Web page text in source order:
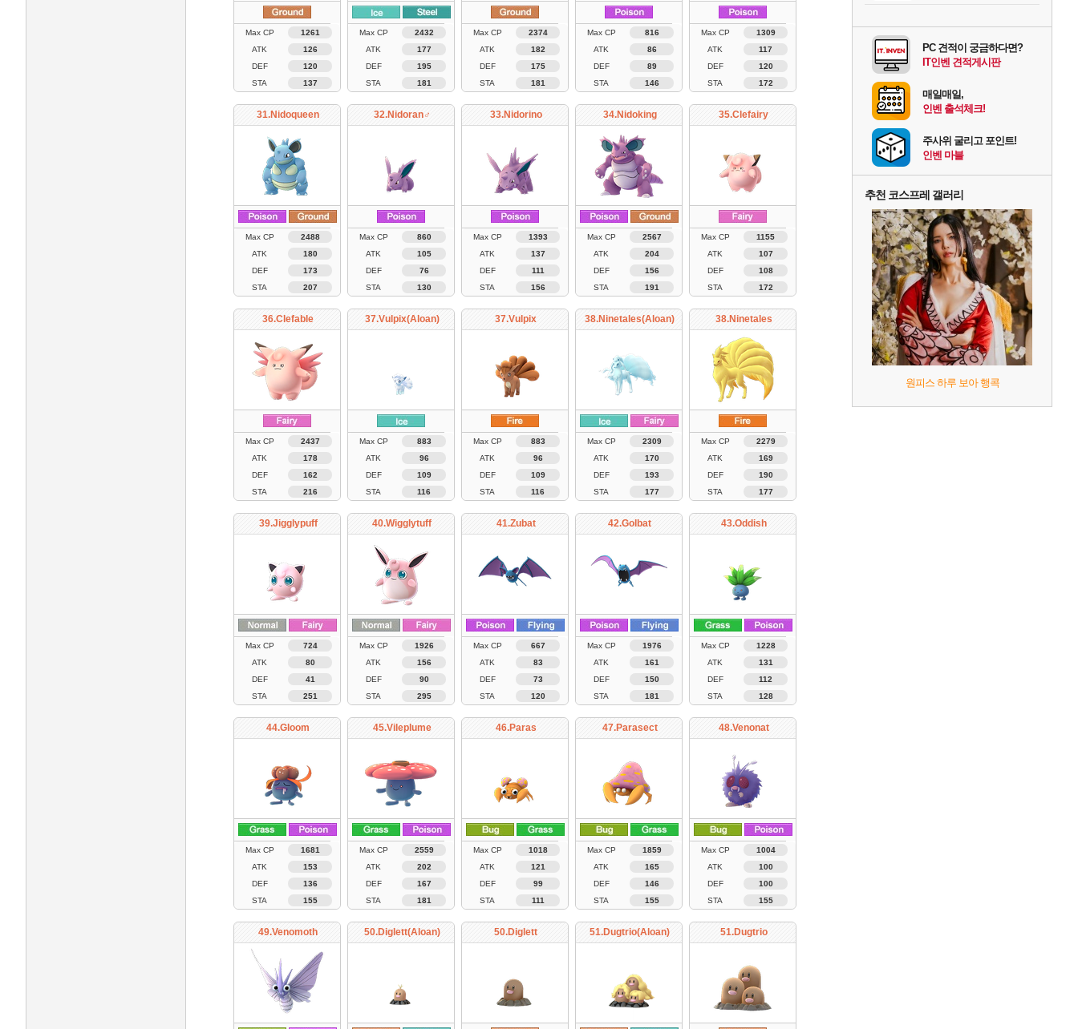
Max CP
1261
ATK
126
DEF
120
STA
137
Max CP
2432
ATK
177
DEF
195
STA
181
Max CP
2374
ATK
182
DEF
175
STA
181
Max CP
816
ATK
86
DEF
89
STA
146
Max CP
1309
ATK
117
DEF
120
STA
172
31.Nidoqueen
Max CP
2488
ATK
180
DEF
173
STA
207
32.Nidoran♂
Max CP
860
ATK
105
DEF
76
STA
130
33.Nidorino
Max CP
1393
ATK
137
DEF
111
STA
156
34.Nidoking
Max CP
2567
ATK
204
DEF
156
STA
191
35.Clefairy
Max CP
1155
ATK
107
DEF
108
STA
172
36.Clefable
Max CP
2437
ATK
178
DEF
162
STA
216
37.Vulpix(Aloan)
Max CP
883
ATK
96
DEF
109
STA
116
37.Vulpix
Max CP
883
ATK
96
DEF
109
STA
116
38.Ninetales(Aloan)
Max CP
2309
ATK
170
DEF
193
STA
177
38.Ninetales
Max CP
2279
ATK
169
DEF
190
STA
177
39.Jigglypuff
Max CP
724
ATK
80
DEF
41
STA
251
40.Wigglytuff
Max CP
1926
ATK
156
DEF
90
STA
295
41.Zubat
Max CP
667
ATK
83
DEF
73
STA
120
42.Golbat
Max CP
1976
ATK
161
DEF
150
STA
181
43.Oddish
Max CP
1228
ATK
131
DEF
112
STA
128
44.Gloom
Max CP
1681
ATK
153
DEF
136
STA
155
45.Vileplume
Max CP
2559
ATK
202
DEF
167
STA
181
46.Paras
Max CP
1018
ATK
121
DEF
99
STA
111
47.Parasect
Max CP
1859
ATK
165
DEF
146
STA
155
48.Venonat
Max CP
1004
ATK
100
DEF
100
STA
155
49.Venomoth 50.Diglett(Aloan) 50.Diglett 51.Dugtrio(Aloan) 51.Dugtrio
PC 견적이 궁금하다면?
IT인벤 견적게시판
매일매일,
인벤 출석체크!
주사위 굴리고 포인트!
인벤 마블
추천 코스프레 갤러리
원피스 하루 보아 행콕